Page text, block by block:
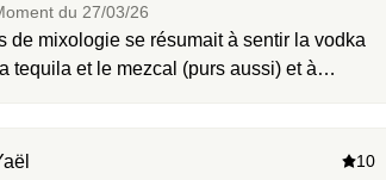
du 27/03/26
de mixologie se résumait à sentir la vodka
tequila et le mezcal (purs aussi) et à
10